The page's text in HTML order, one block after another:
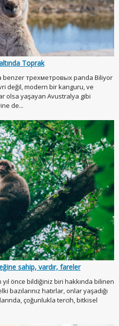
Toprak
benzer трехметровых panda Biliyor
değil, modern bir kanguru, ve
olsa yaşayan Avustralya gibi
de...
sahip, vardır, fareler
yıl önce bildiğiniz biri hakkında bilinen
hatırlar, onlar yaşadığı
çoğunlukla tercih, bitkisel